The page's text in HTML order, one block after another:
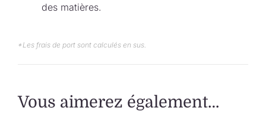
des matières.
*Les frais de port sont calculés en sus.
Vous aimerez également…